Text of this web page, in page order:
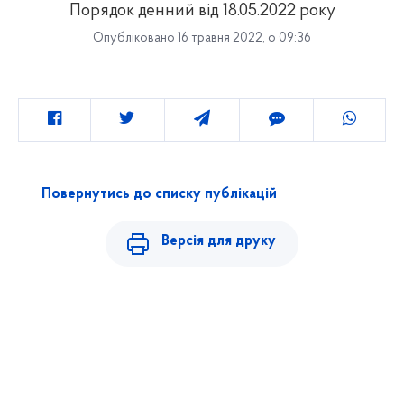
Порядок денний від 18.05.2022 року
Опубліковано 16 травня 2022, о 09:36
Повернутись до списку публікацій
Версія для друку